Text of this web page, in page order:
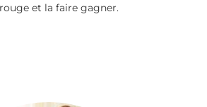
et la faire gagner.